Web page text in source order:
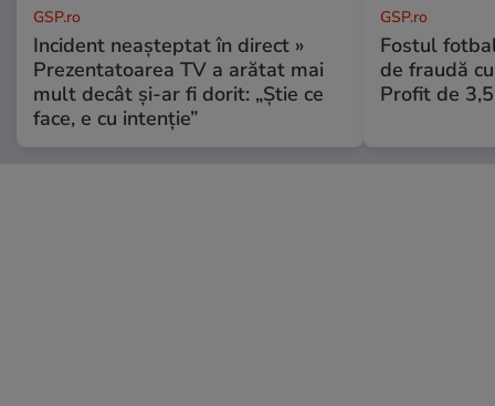
GSP.ro
Incident neașteptat în direct »
Prezentatoarea TV a arătat mai
mult decât și-ar fi dorit: „Știe ce
face, e cu intenție”
GSP.ro
Fostul
de fraudă
Profit de